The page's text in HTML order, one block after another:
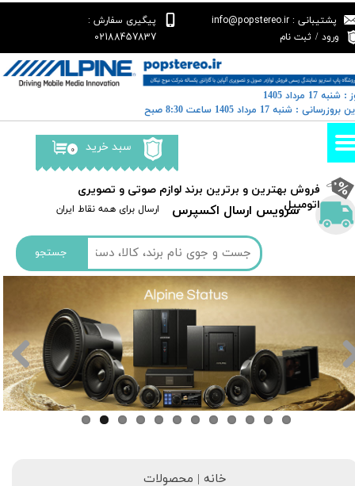
جستجو
سرویس ارسال اکسپرس ​​ارسال برای همه نقاط ایران
پشتیبانی : info@popstereo.ir
پیگیری سفارش :
02188457837
ورود / ثبت نام
حساب کاربری من
تغییر گذر واژه
سفارشات
خروج از حساب کاربری
۰ سبد خرید
​فروش بهترین و برترین برند لوازم صوتی و تصویری
اتومبیل​​​​​​​
17 مرداد 1405
: شنبه 17 مرداد 1405 ساعت 8:30 صبح
خانه | محصولات